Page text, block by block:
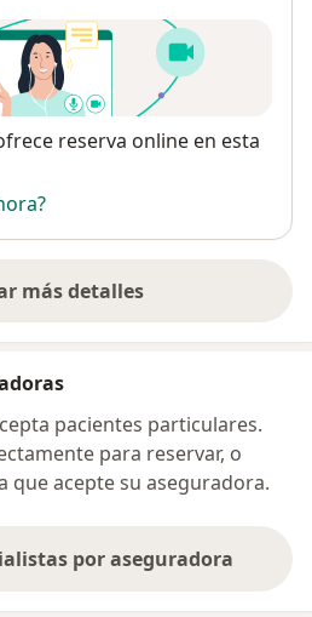
reserva online en esta
más detalles
sobre la dirección
pacientes particulares.
para reservar, o
que acepte su aseguradora.
por aseguradora